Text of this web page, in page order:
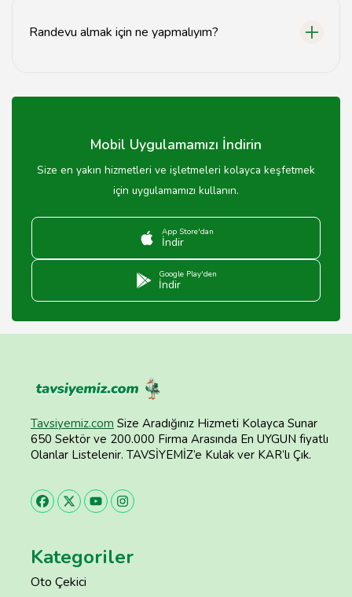
Randevu almak için ne yapmalıyım?
formunu doldurabilir veya telefonla arayabilirsiniz.
Mobil Uygulamamızı İndirin
Size en yakın hizmetleri ve işletmeleri kolayca keşfetmek
için uygulamamızı kullanın.
App Store'dan
İndir
Google Play'den
İndir
Tavsiyemiz.com Size Aradığınız Hizmeti Kolayca Sunar
650 Sektör ve 200.000 Firma Arasında En UYGUN fiyatlı
Olanlar Listelenir. TAVSİYEMİZ’e Kulak ver KAR’lı Çık.
Kategoriler
Oto Çekici